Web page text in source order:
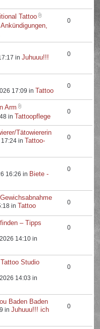
Tattoo
Ankündigungen,
0
inJuhuuu!!!
0
17:09 in Tattoo
0
Arm
in Tattoopflege
0
Tätowiererin
in Tattoo-
0
16:26 in Biete -
0
in Tattoo 0
– Tipps
14:10 in
0
Studio
14:03 in
0
Baden Baden
inJuhuuu!!! ich
0